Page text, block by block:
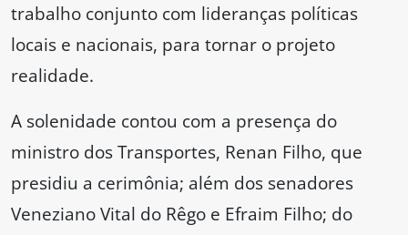
trabalho conjunto com lideranças políticas
locais e nacionais, para tornar o projeto
realidade.
A solenidade contou com a presença do
ministro dos Transportes, Renan Filho, que
presidiu a cerimônia; além dos senadores
Veneziano Vital do Rêgo e Efraim Filho; do